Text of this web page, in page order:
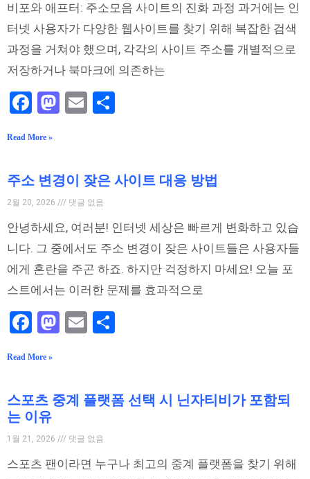
비포와 애프터: 주소모음 사이트의 진화 과정 과거에는 인
터넷 사용자가 다양한 웹사이트를 찾기 위해 복잡한 검색
과정을 거쳐야 했으며, 각각의 사이트 주소를 개별적으로
저장하거나 북마크에 의존하는
Facebook
Mastodon
Email
Read More »
주소 변경이 잦은 사이트 대응 방법
2월 20, 2026 댓글 없음
안녕하세요, 여러분! 인터넷 세상은 빠르게 변화하고 있습
니다. 그 중에서도 주소 변경이 잦은 사이트들은 사용자들
에게 혼란을 주곤 하죠. 하지만 걱정하지 마세요! 오늘 포
스트에서는 이러한 문제를 효과적으로
Facebook
Mastodon
Email
Read More »
스포츠 중계 플랫폼 선택 시 닌자티비가 포함되
는 이유
1월 21, 2026 댓글 없음
스포츠 팬이라면 누구나 최고의 중계 플랫폼을 찾기 위해